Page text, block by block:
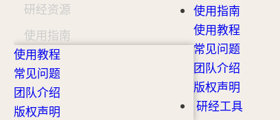
研经资源
使用指南
使用教程
常见问题
团队介绍
版权声明
使用指南
使用教程
常见问题
团队介绍
版权声明
研经工具